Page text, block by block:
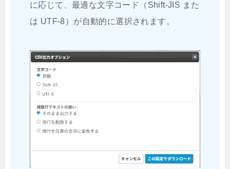
に応じて、最適な文字コード（Shift-JIS また
は UTF-8）が自動的に選択されます。